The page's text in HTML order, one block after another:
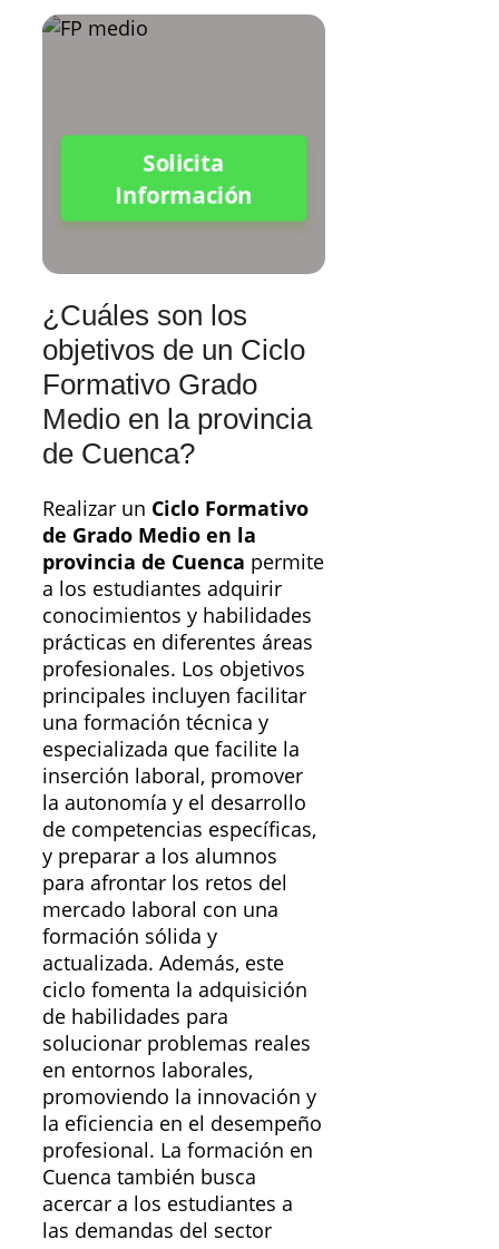
Solicita
Información
¿Cuáles son los
objetivos de un Ciclo
Formativo Grado
Medio en la provincia
de Cuenca?
Realizar un Ciclo Formativo
de Grado Medio en la
provincia de Cuenca permite
a los estudiantes adquirir
conocimientos y habilidades
prácticas en diferentes áreas
profesionales. Los objetivos
principales incluyen facilitar
una formación técnica y
especializada que facilite la
inserción laboral, promover
la autonomía y el desarrollo
de competencias específicas,
y preparar a los alumnos
para afrontar los retos del
mercado laboral con una
formación sólida y
actualizada. Además, este
ciclo fomenta la adquisición
de habilidades para
solucionar problemas reales
en entornos laborales,
promoviendo la innovación y
la eficiencia en el desempeño
profesional. La formación en
Cuenca también busca
acercar a los estudiantes a
las demandas del sector